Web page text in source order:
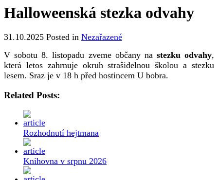
Halloweenská stezka odvahy
31.10.2025 Posted in Nezařazené
V sobotu 8. listopadu zveme občany na stezku odvahy,
která letos zahrnuje okruh strašidelnou školou a stezku
lesem. Sraz je v 18 h před hostincem U bobra.
Related Posts:
Rozhodnutí hejtmana
Knihovna v srpnu 2026